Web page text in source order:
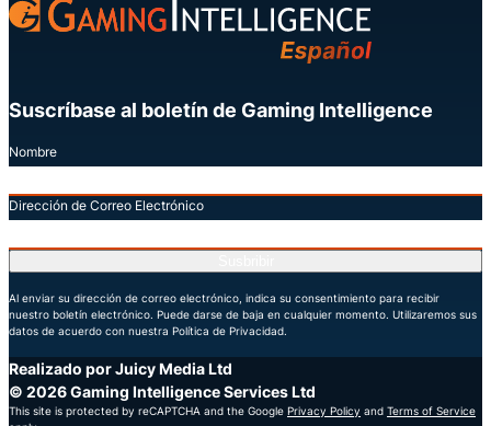
Suscríbase al boletín de Gaming Intelligence
Nombre
Dirección de Correo Electrónico
Al enviar su dirección de correo electrónico, indica su consentimiento para recibir
nuestro boletín electrónico. Puede darse de baja en cualquier momento. Utilizaremos sus
datos de acuerdo con nuestra Política de Privacidad.
Realizado por Juicy Media Ltd
© 2026 Gaming Intelligence Services Ltd
This site is protected by reCAPTCHA and the Google Privacy Policy and Terms of Service